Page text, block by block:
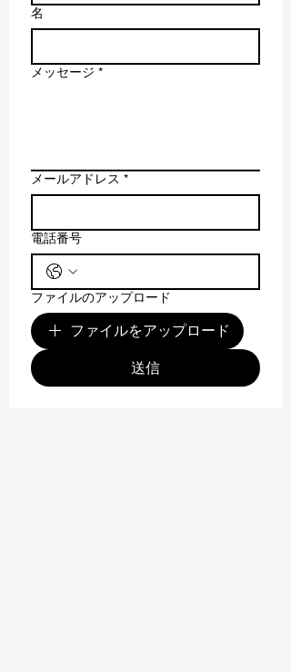
名
メッセージ *
メールアドレス *
電話番号
ファイルのアップロード
ファイルをアップロード
送信